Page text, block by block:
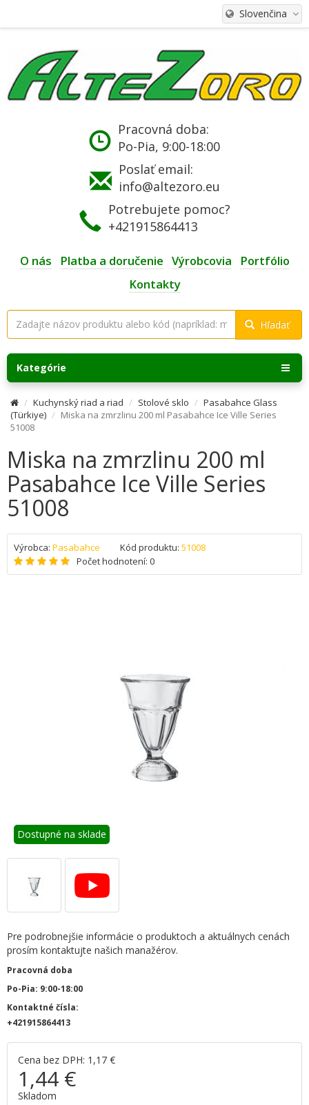
Slovenčina
Pracovná doba:
Po-Pia, 9:00-18:00
Poslať email:
info@altezoro.eu
Potrebujete pomoc?
+421915864413
O nás Platba a doručenie Výrobcovia
Portfólio
Kontakty
Hľadať
Kategórie
Kuchynský riad a riad Stolové sklo
Pasabahce Glass
(Türkiye)
Miska na zmrzlinu 200 ml Pasabahce Ice Ville Series
51008
Miska na zmrzlinu 200 ml
Pasabahce Ice Ville Series
51008
Výrobca: Pasabahce Kód produktu: 51008
Počet hodnotení: 0
Dostupné na sklade
Pre podrobnejšie informácie o produktoch a aktuálnych cenách
prosím kontaktujte našich manažérov.
Pracovná doba
Po-Pia: 9:00-18:00
Kontaktné čísla:
+421915864413
Cena bez DPH: 1,17 €
1,44 €
Skladom